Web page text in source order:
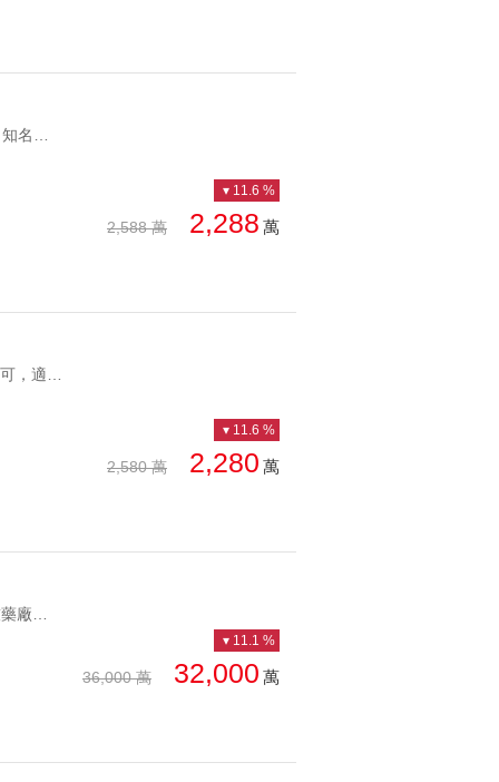
2,588 萬 2,288 萬
11.6 %
2,580 萬 2,280 萬
11.6 %
36,000 萬 32,000 萬
11.1 %